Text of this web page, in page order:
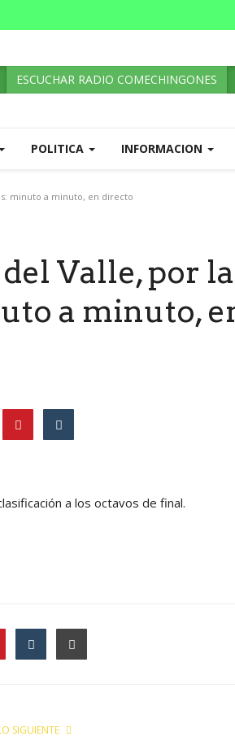
ESCUCHAR RADIO COMECHINGONES
POLITICA INFORMACION
minuto a minuto, en directo
Valle, por la
a minuto,
a los octavos de final.
SIGUIENTE